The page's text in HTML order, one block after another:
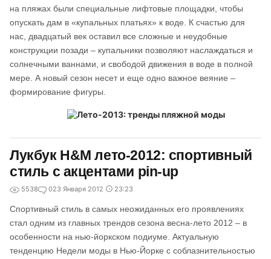
на пляжах были специальные лифтовые площадки, чтобы
опускать дам в «купальных платьях» к воде. К счастью для
нас, двадцатый век оставил все сложные и неудобные
конструкции позади – купальники позволяют наслаждаться и
солнечными ваннами, и свободой движения в воде в полной
мере. А новый сезон несет и еще одно важное веяние –
формирование фигуры.
Лукбук H&M лето-2012: спортивный
стиль с акцентами pin-up
5538 023 Января 2012 23:23
Спортивный стиль в самых неожиданных его проявлениях
стал одним из главных трендов сезона весна-лето 2012 – в
особенности на нью-йоркском подиуме. Актуальную
тенденцию Недели моды в Нью-Йорке с соблазнительностью